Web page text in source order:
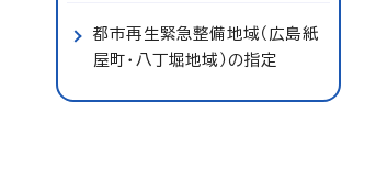
都市再生緊急整備地域（広島紙
屋町・八丁堀地域）の指定